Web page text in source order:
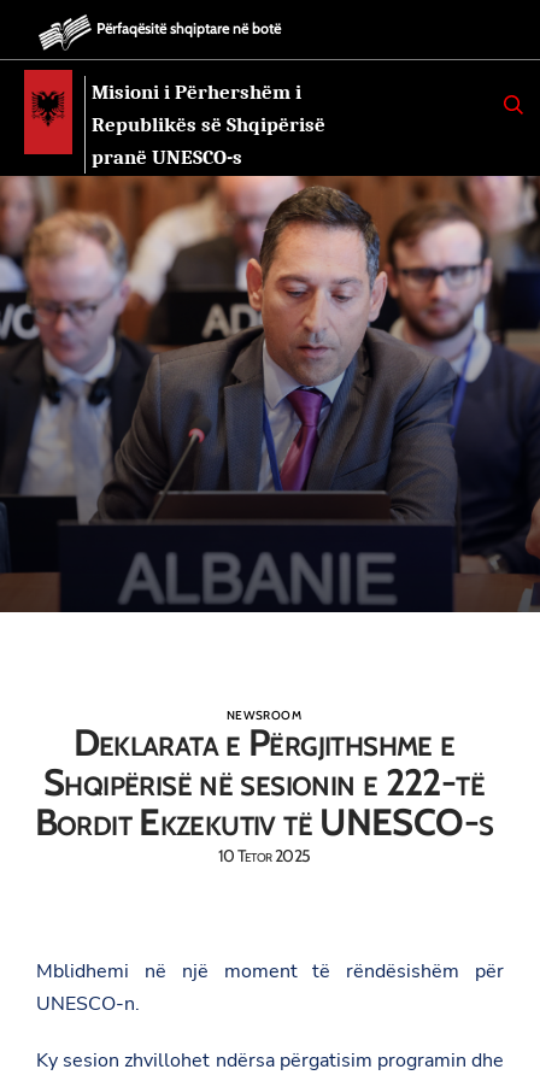
Përfaqësitë shqiptare në botë
Misioni i Përhershëm i
Republikës së Shqipërisë
pranë UNESCO-s
K
E
NEWSROOM
Deklarata e Përgjithshme e
Shqipërisë në sesionin e 222-të
Bordit Ekzekutiv të UNESCO-s
10 Tetor 2025
Mblidhemi në një moment të rëndësishëm për
UNESCO-n.
Ky sesion zhvillohet ndërsa përgatisim programin dhe